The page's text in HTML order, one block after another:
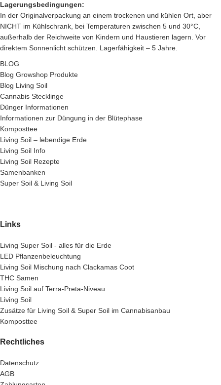
Lagerungsbedingungen:
In der Originalverpackung an einem trockenen und kühlen Ort, aber
NICHT im Kühlschrank, bei Temperaturen zwischen 5 und 30°C,
außerhalb der Reichweite von Kindern und Haustieren lagern. Vor
direktem Sonnenlicht schützen. Lagerfähigkeit – 5 Jahre.
BLOG
Blog Growshop Produkte
Blog Living Soil
Cannabis Stecklinge
Dünger Informationen
Informationen zur Düngung in der Blütephase
Komposttee
Living Soil – lebendige Erde
Living Soil Info
Living Soil Rezepte
Samenbanken
Super Soil & Living Soil
Links
Living Super Soil - alles für die Erde
LED Pflanzenbeleuchtung
Living Soil Mischung nach Clackamas Coot
THC Samen
Living Soil auf Terra-Preta-Niveau
Living Soil
Zusätze für Living Soil & Super Soil im Cannabisanbau
Komposttee
Rechtliches
Datenschutz
AGB